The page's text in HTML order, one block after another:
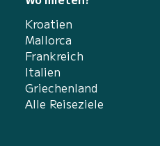
Kroatien
Mallorca
Frankreich
Italien
Griechenland
Alle Reiseziele